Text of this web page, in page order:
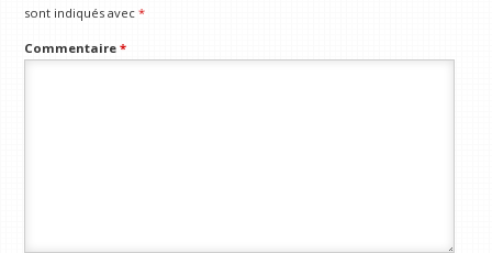
sont indiqués avec*
Commentaire*